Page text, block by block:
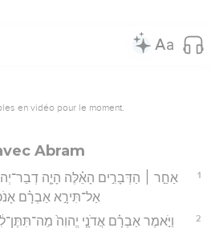
en vidéo pour le moment.
Abram
1
אַחַ֣ר ׀ הַדְּבָרִ֣ים הָאֵ֗לֶּה הָיָ֤ה
אַל־תִּירָ֣א אַבְרָ֗ם
2
וַיֹּ֣אמֶר אַבְרָ֗ם אֲדֹנָ֤י יֱהוִה֙